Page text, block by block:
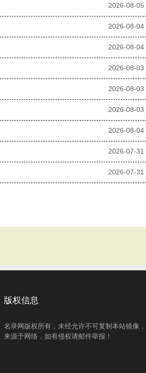
2026-08-05
2026-08-04
2026-08-04
2026-08-03
2026-08-03
2026-08-03
2026-08-04
2026-07-31
2026-07-31
版权信息
名录网版权所有，未经允许不可复制本站镜像
来源于网络，如有侵权请邮件举报！